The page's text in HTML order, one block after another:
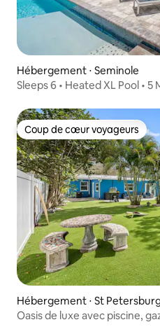
Hébergement ⋅ Seminole
Sleeps 6 • Heated XL Pool • 5
Coup de cœur voyageurs
Coup de cœur voyageurs
Hébergement ⋅ St
Oasis de luxe avec piscine,